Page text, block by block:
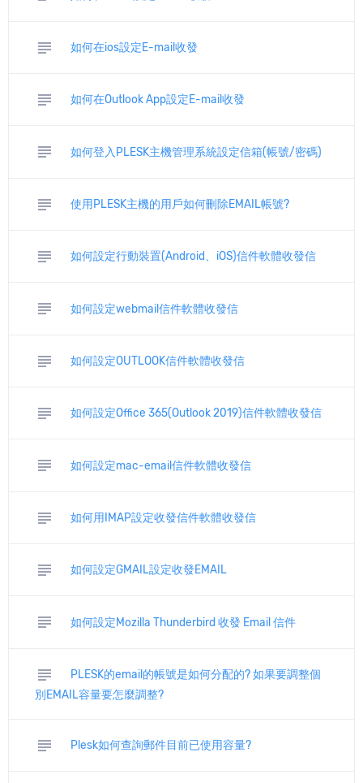
subject 如何在ios設定E-mail收發
subject 如何在Outlook App設定E-mail收發
subject 如何登入PLESK主機管理系統設定信箱(帳號/密碼)
subject 使用PLESK主機的用戶如何刪除EMAIL帳號?
subject 如何設定行動裝置(Android、iOS)信件軟體收發信
subject 如何設定webmail信件軟體收發信
subject 如何設定OUTLOOK信件軟體收發信
subject 如何設定Office 365(Outlook 2019)信件軟體收發信
subject 如何設定mac-email信件軟體收發信
subject 如何用IMAP設定收發信件軟體收發信
subject 如何設定GMAIL設定收發EMAIL
subject 如何設定Mozilla Thunderbird 收發 Email 信件
subject
PLESK的email的帳號是如何分配的? 如果要調整個
別EMAIL容量要怎麼調整?
subject Plesk如何查詢郵件目前已使用容量?